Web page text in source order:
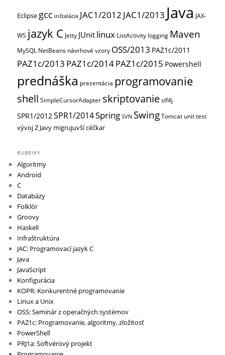
Eclipse gcc inštalácia JAC1/2012 JAC1/2013 Java JAX-
WS jazyk C Jetty JUnit linux ListActivity logging Maven
MySQL NetBeans návrhové vzory OSS/2013 PAZ1c/2011
PAZ1c/2013 PAZ1c/2014PAZ1c/2015 Powershell
prednáška prezentácia programovanie
shell SimpleCursorAdapter skriptovanieslf4j
SPR1/2012 SPR1/2014Spring SVN SwingTomcat unit test
vývojZ Javy migrujuvší céčkar
RUBRIKY
Algoritmy
Android
C
Databázy
Folklór
Groovy
Haskell
Infraštruktúra
JAC: Programovací jazyk C
Java
JavaScript
Konfigurácia
KOPR: Konkurentné programovanie
Linux a Unix
OSS: Seminár z operačných systémov
PAZ1c: Programovanie, algoritmy, zložitosť
PowerShell
PRJ1a: Softvérový projekt